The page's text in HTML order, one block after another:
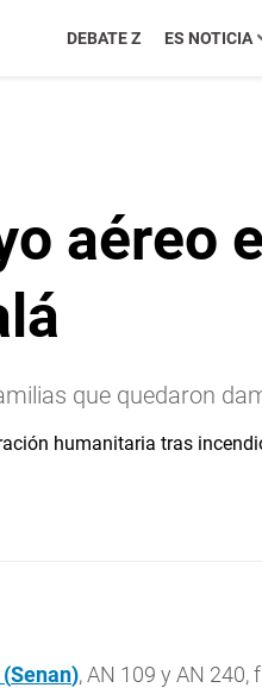
DEBATE Z ES NOTICIA
aéreo
que quedaron
Senan), AN 109 y AN